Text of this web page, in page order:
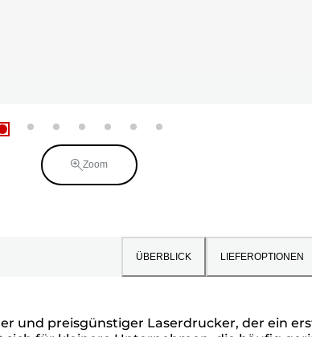
Zoom
ÜBERBLICK LIEFEROPTIONEN
und preisgünstiger Laserdrucker, der ein